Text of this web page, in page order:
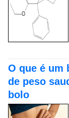
O que é um
de peso
bolo